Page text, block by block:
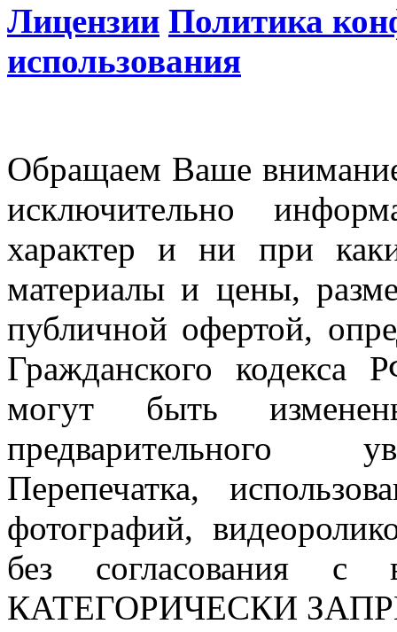
Лицензии Политика
использования
Обращаем Ваше
исключительно
характер и ни при
материалы и цены,
публичной офертой,
Гражданского
могут быть
предварительного
Перепечатка,
фотографий,
без согласования с
КАТЕГОРИЧЕСКИ